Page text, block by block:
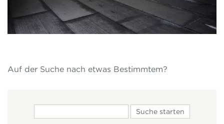
Auf der Suche nach etwas Bestimmtem?